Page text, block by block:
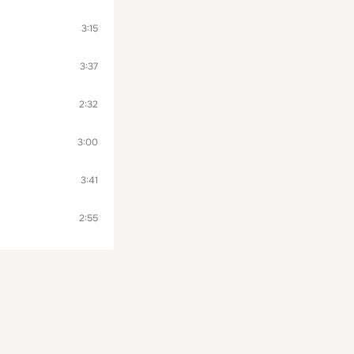
3:15
3:37
2:32
3:00
3:41
2:55